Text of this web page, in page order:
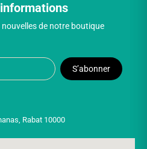
nouvelles de notre boutique
S’abonner
Rabat 10000